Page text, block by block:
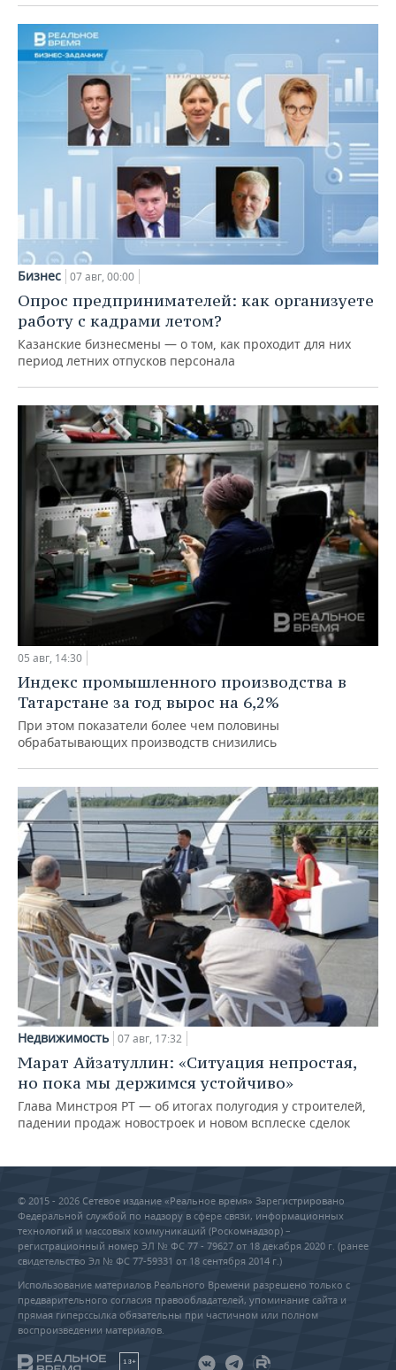
Бизнес 07 авг, 00:00
Опрос предпринимателей: как организуете
работу с кадрами летом?
Казанские бизнесмены — о том, как проходит для них
период летних отпусков персонала
05 авг, 14:30
Индекс промышленного производства в
Татарстане за год вырос на 6,2%
При этом показатели более чем половины
обрабатывающих производств снизились
Недвижимость 07 авг, 17:32
Марат Айзатуллин: «Ситуация непростая,
но пока мы держимся устойчиво»
Глава Минстроя РТ — об итогах полугодия у строителей,
падении продаж новостроек и новом всплеске сделок
© 2015 - 2026 Сетевое издание «Реальное время» Зарегистрировано
Федеральной службой по надзору в сфере связи, информационных
технологий и массовых коммуникаций (Роскомнадзор) –
регистрационный номер ЭЛ № ФС 77 - 79627 от 18 декабря 2020 г. (ранее
свидетельство Эл № ФС 77-59331 от 18 сентября 2014 г.)
Использование материалов Реального Времени разрешено только с
предварительного согласия правообладателей, упоминание сайта и
прямая гиперссылка обязательны при частичном или полном
воспроизведении материалов.
18+